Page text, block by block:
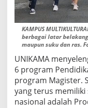
KAMPUS
berbagai latar
maupun suku dan ras.
UNIKAMA
6 program
program Magister.
yang terus memiliki
nasional adalah